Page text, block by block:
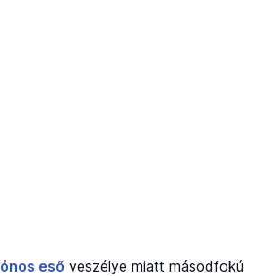
ónos eső veszélye miatt másodfokú